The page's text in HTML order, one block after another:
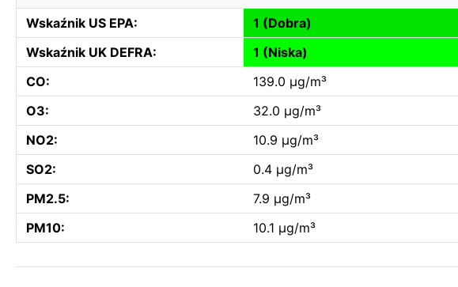
Wskaźnik US EPA:
1 (Dobra)
Wskaźnik UK DEFRA:
1 (Niska)
CO:
139.0 µg/m³
O3:
32.0 µg/m³
NO2:
10.9 µg/m³
SO2:
0.4 µg/m³
PM2.5:
7.9 µg/m³
PM10:
10.1 µg/m³